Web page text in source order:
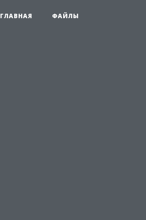
ГЛАВНАЯ ФАЙЛЫ